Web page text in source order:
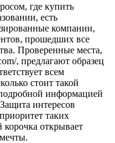
где купить
есть
компании,
прошедших все
Проверенные места,
, предлагают образец
всем
стоит такой
информацией
интересов
таких
открывает